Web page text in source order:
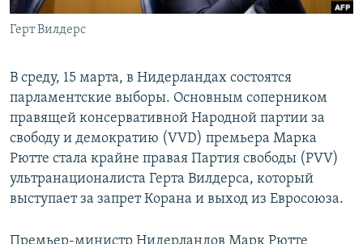
Все сайты РСЕ/РС
Герт Вилдерс
В среду, 15 марта, в Нидерландах состоятся
парламентские выборы. Основным соперником
правящей консервативной Народной партии за
свободу и демократию (VVD) премьера Марка
Рютте стала крайне правая Партия свободы (PVV)
ультранационалиста Герта Вилдерса, который
выступает за запрет Корана и выход из Евросоюза.